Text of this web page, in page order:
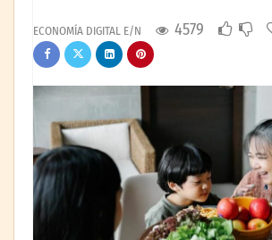
ECONOMÍA DIGITAL E/N 4579